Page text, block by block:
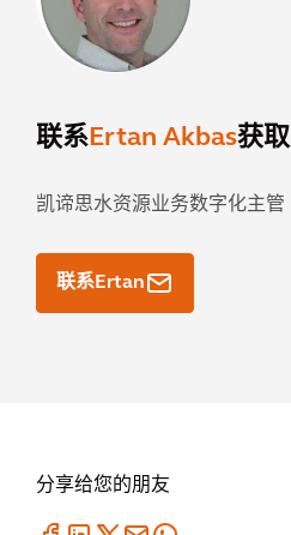
联系Ertan Akbas获
凯谛思水资源业务数字化主管
联系Ertan
分享给您的朋友